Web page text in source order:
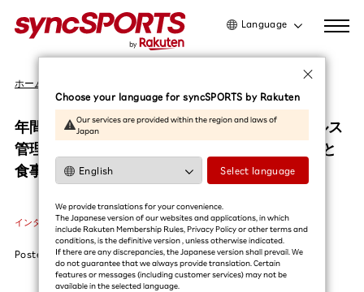
Language
日本語
简体中文
ホーム
年間143試合を支える「食」の力。楽天イーグルス
管理栄養士の金剛地舞妃さんが語る、体づくりと
食事の大切さ
インタビュー #チームスタッフ #楽天イーグルス #野球
Posted 2026.06.18
Choose your language for syncSPORTS by Rakuten
Our services are provided within the region and laws of
Japan
Select language
We provide translations for your convenience.
The Japanese version of our websites and applications, in which
include Rakuten Membership Rules, Privacy Policy or other terms and
conditions, is the definitive version , unless otherwise indicated.
If there are any discrepancies, the Japanese version shall prevail. We
do not guarantee that we always provide translation. Certain
features or messages (including customer services) may not be
available in the selected language.​
利用ガイドを読む